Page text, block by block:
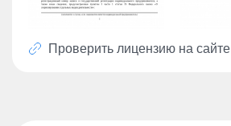
Проверить лицензию на сайте